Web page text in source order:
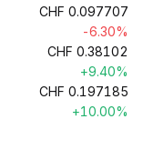
CHF 0.097707
-6.30%
CHF 0.38102
+9.40%
CHF 0.197185
+10.00%